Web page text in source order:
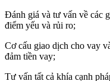
Đánh giá và tư vấn về các
điểm yếu và rủi ro;
Cơ cấu giao dịch cho vay
đảm tiền vay;
Tư vấn tất cả khía cạnh